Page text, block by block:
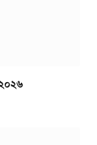
২০২৬